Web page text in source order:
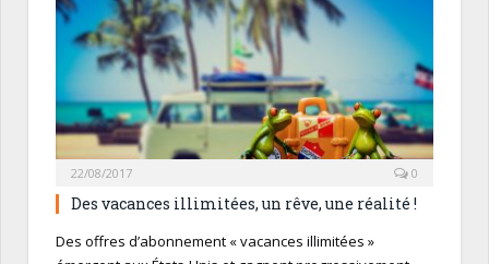
22/08/2017 0
Des vacances illimitées, un rêve, une réalité !
Des offres d’abonnement « vacances illimitées »